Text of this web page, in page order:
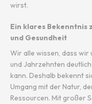
wirst.
Ein klares
und Gesundheit
Wir alle wissen, dass wir
und Jahrzehnten
kann. Deshalb bekennt
Umgang mit der Natur,
Ressourcen. Mit großer